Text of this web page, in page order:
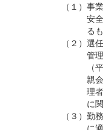
（１）事
安全規
るもの
（２）選
管理計
（平成
親会社
理者を
に関す
（３）勤